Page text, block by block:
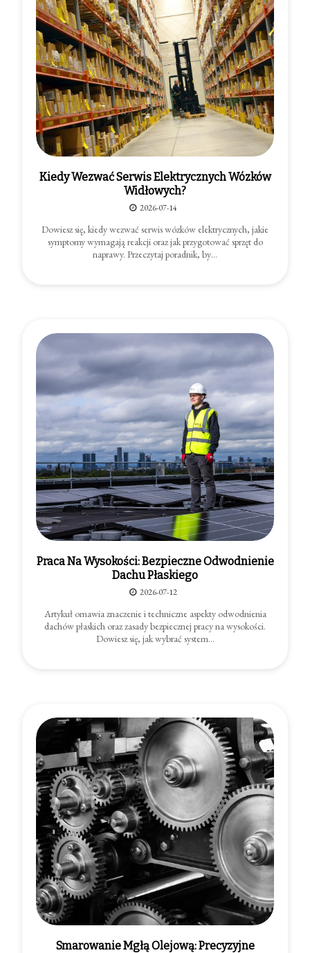
Kiedy Wezwać Serwis Elektrycznych Wózków
Widłowych?
2026-07-14
Dowiesz się, kiedy wezwać serwis wózków elektrycznych, jakie
symptomy wymagają reakcji oraz jak przygotować sprzęt do
naprawy. Przeczytaj poradnik, by…
Praca Na Wysokości: Bezpieczne Odwodnienie
Dachu Płaskiego
2026-07-12
Artykuł omawia znaczenie i techniczne aspekty odwodnienia
dachów płaskich oraz zasady bezpiecznej pracy na wysokości.
Dowiesz się, jak wybrać system…
Smarowanie Mgłą Olejową: Precyzyjne